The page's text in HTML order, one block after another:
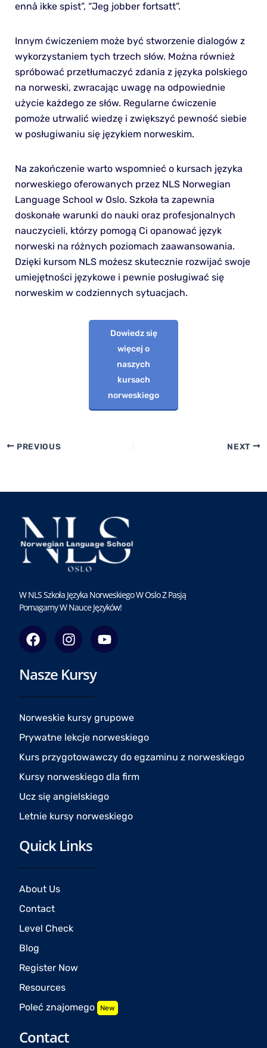
ennå ikke spist”, “Jeg jobber fortsatt”.
Innym ćwiczeniem może być stworzenie dialogów z
wykorzystaniem tych trzech słów. Można również
spróbować przetłumaczyć zdania z języka polskiego
na norweski, zwracając uwagę na odpowiednie
użycie każdego ze słów. Regularne ćwiczenie
pomoże utrwalić wiedzę i zwiększyć pewność siebie
w posługiwaniu się językiem norweskim.
Na zakończenie warto wspomnieć o kursach języka
norweskiego oferowanych przez NLS Norwegian
Language School w Oslo. Szkoła ta zapewnia
doskonałe warunki do nauki oraz profesjonalnych
nauczycieli, którzy pomogą Ci opanować język
norweski na różnych poziomach zaawansowania.
Dzięki kursom NLS możesz skutecznie rozwijać swoje
umiejętności językowe i pewnie posługiwać się
norweskim w codziennych sytuacjach.
Dowiedz się
więcej o
naszych
kursach
norweskiego
PREVIOUS NEXT
W NLS Szkoła Języka Norweskiego W Oslo Z Pasją
Pomagamy W Nauce Języków!
F
a
e
o
o
I
n
t
g
r
m
Y
o
e
Nasze Kursy
Norweskie kursy grupowe
Prywatne lekcje norweskiego
Kurs przygotowawczy do egzaminu z norweskiego
Kursy norweskiego dla firm
Ucz się angielskiego
Letnie kursy norweskiego
Quick Links
About Us
Contact
Level Check
Blog
Register Now
Resources
Poleć znajomego New
Contact